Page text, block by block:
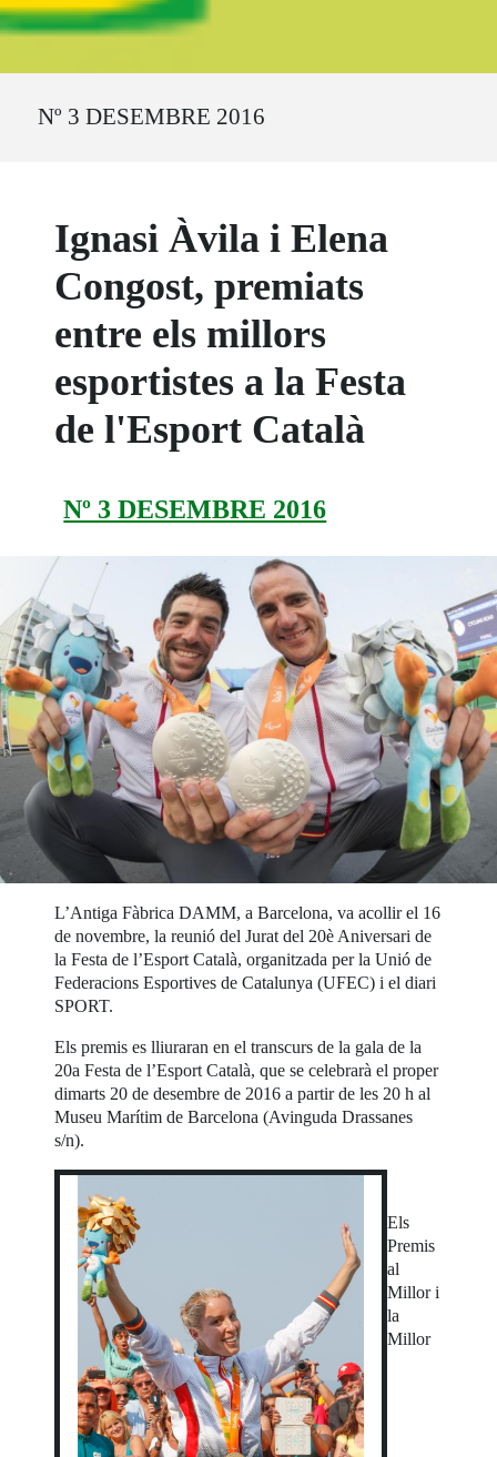
Nº 3 DESEMBRE 2016
Ignasi Àvila i Elena
Congost, premiats
entre els millors
esportistes a la Festa
de l'Esport Català
Nº 3 DESEMBRE 2016
L’Antiga Fàbrica DAMM, a Barcelona, va acollir el 16
de novembre, la reunió del Jurat del 20è Aniversari de
la Festa de l’Esport Català, organitzada per la Unió de
Federacions Esportives de Catalunya (UFEC) i el diari
SPORT.
Els premis es lliuraran en el transcurs de la gala de la
20a Festa de l’Esport Català, que se celebrarà el proper
dimarts 20 de desembre de 2016 a partir de les 20 h al
Museu Marítim de Barcelona (Avinguda Drassanes
s/n).
Els
Premis
al
Millor i
la
Millor